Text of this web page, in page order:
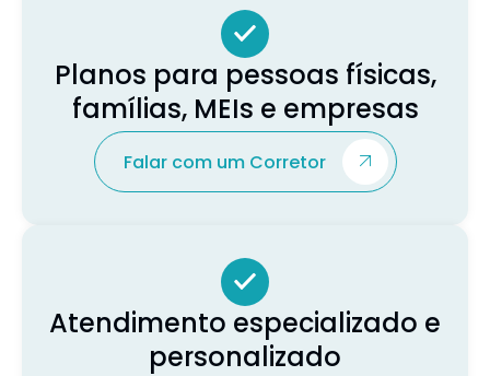
Planos para pessoas físicas,
famílias, MEIs e empresas
Falar com um Corretor
Atendimento especializado e
personalizado